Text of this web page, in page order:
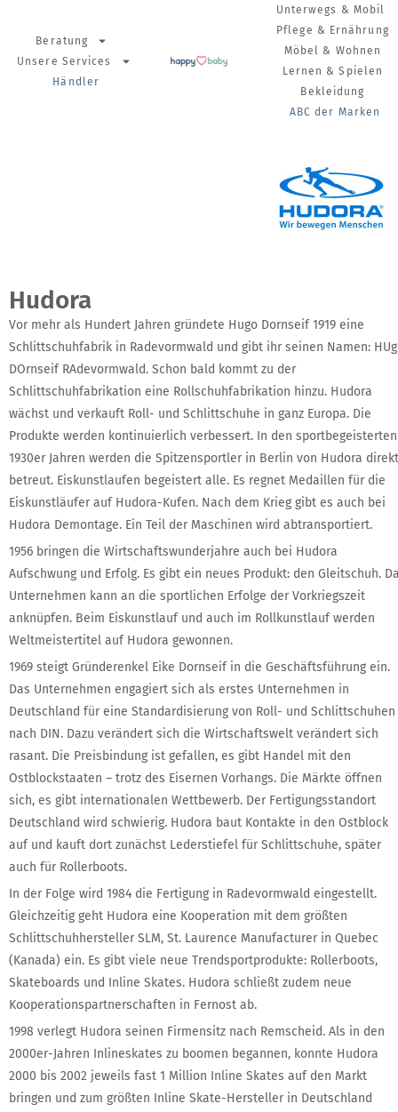
Beratung
Unsere Services
Händler
Unterwegs & Mobil
Pflege & Ernährung
Möbel & Wohnen
Lernen & Spielen
Bekleidung
ABC der Marken
Hudora
Vor mehr als Hundert Jahren gründete Hugo Dornseif 1919 eine
Schlittschuhfabrik in Radevormwald und gibt ihr seinen Namen:
DOrnseif RAdevormwald. Schon bald kommt zu der
Schlittschuhfabrikation eine Rollschuhfabrikation hinzu. Hudora
wächst und verkauft Roll- und Schlittschuhe in ganz Europa. Die
Produkte werden kontinuierlich verbessert. In den sportbegeisterten
1930er Jahren werden die Spitzensportler in Berlin von Hudora direkt
betreut. Eiskunstlaufen begeistert alle. Es regnet Medaillen für die
Eiskunstläufer auf Hudora-Kufen. Nach dem Krieg gibt es auch bei
Hudora Demontage. Ein Teil der Maschinen wird abtransportiert.
1956 bringen die Wirtschaftswunderjahre auch bei Hudora
Aufschwung und Erfolg. Es gibt ein neues Produkt: den Gleitschuh.
Unternehmen kann an die sportlichen Erfolge der Vorkriegszeit
anknüpfen. Beim Eiskunstlauf und auch im Rollkunstlauf werden
Weltmeistertitel auf Hudora gewonnen.
1969 steigt Gründerenkel Eike Dornseif in die Geschäftsführung ein.
Das Unternehmen engagiert sich als erstes Unternehmen in
Deutschland für eine Standardisierung von Roll- und Schlittschuhen
nach DIN. Dazu verändert sich die Wirtschaftswelt verändert sich
rasant. Die Preisbindung ist gefallen, es gibt Handel mit den
Ostblockstaaten – trotz des Eisernen Vorhangs. Die Märkte öffnen
sich, es gibt internationalen Wettbewerb. Der Fertigungsstandort
Deutschland wird schwierig. Hudora baut Kontakte in den Ostblock
auf und kauft dort zunächst Lederstiefel für Schlittschuhe, später
auch für Rollerboots.
In der Folge wird 1984 die Fertigung in Radevormwald eingestellt.
Gleichzeitig geht Hudora eine Kooperation mit dem größten
Schlittschuhhersteller SLM, St. Laurence Manufacturer in Quebec
(Kanada) ein. Es gibt viele neue Trendsportprodukte: Rollerboots,
Skateboards und Inline Skates. Hudora schließt zudem neue
Kooperationspartnerschaften in Fernost ab.
1998 verlegt Hudora seinen Firmensitz nach Remscheid. Als in den
2000er-Jahren Inlineskates zu boomen begannen, konnte Hudora
2000 bis 2002 jeweils fast 1 Million Inline Skates auf den Markt
bringen und zum größten Inline Skate-Hersteller in Deutschland